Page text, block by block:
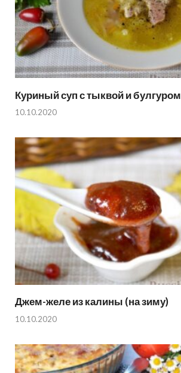
Куриный суп с тыквой и булгуром
10.10.2020
Джем-желе из калины (на зиму)
10.10.2020